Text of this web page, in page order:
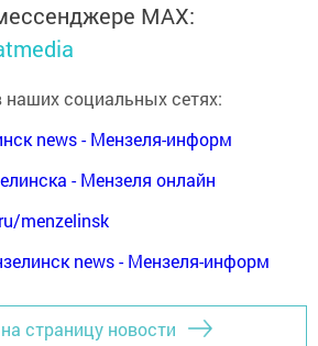
MАХ:
наших социальных сетях:
news - Мензеля-информ
- Мензеля онлайн
menzelinsk
news - Мензеля-информ
страницу новости